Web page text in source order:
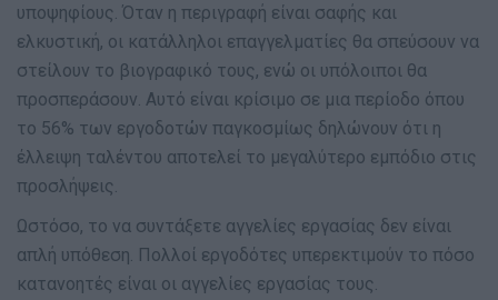
υποψηφίους. Όταν η περιγραφή είναι σαφής και
ελκυστική, οι κατάλληλοι επαγγελματίες θα σπεύσουν να
στείλουν το βιογραφικό τους, ενώ οι υπόλοιποι θα
προσπεράσουν. Αυτό είναι κρίσιμο σε μια περίοδο όπου
το 56% των εργοδοτών παγκοσμίως δηλώνουν ότι η
έλλειψη ταλέντου αποτελεί το μεγαλύτερο εμπόδιο στις
προσλήψεις.
Ωστόσο, το να συντάξετε αγγελίες εργασίας δεν είναι
απλή υπόθεση. Πολλοί εργοδότες υπερεκτιμούν το πόσο
κατανοητές είναι οι αγγελίες εργασίας τους.